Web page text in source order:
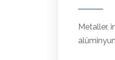
Metaller,